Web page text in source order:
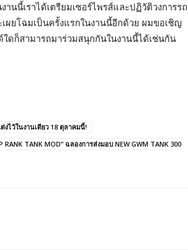
านนี้เราได้เตรียมเซอร์ไพรส์และปฏิวัติวงการรถ
ผยโฉมเป็นครั้งแรกในงานนี้อีกด้วย ผมขอเชิญ
ดก็สามารถมาร่วมสนุกกันในงานนี้ได้เช่นกัน
ไว้ในงานเดียว 18 ตุลาคมนี้!
TANK MOD” ฉลองการส่งมอบ NEW GWM TANK 300